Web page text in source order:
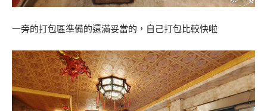
一旁的打包區準備的還滿妥當的，自己打包比較快啦